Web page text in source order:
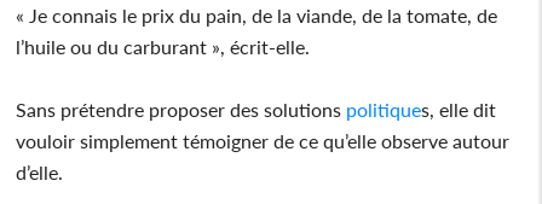
« Je connais le prix du pain, de la viande, de la tomate, de
l’huile ou du carburant », écrit-elle.
Sans prétendre proposer des solutions politiques, elle dit
vouloir simplement témoigner de ce qu’elle observe autour
d’elle.